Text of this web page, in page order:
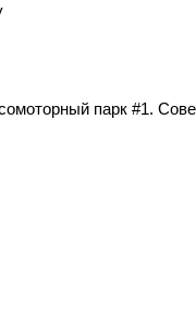
парк #1.